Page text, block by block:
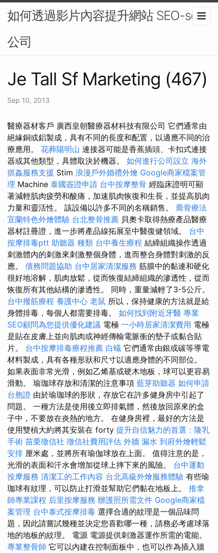
如何透過影片內容提升網站 SEO-seo
公司
Je Tall Sf Marketing (467)
Sep 10, 2013
醫療器材客戶 廣西皇朝醫療器材科技有限公司 它們通常由
絕緣銅或鋁製成，具有不同的長度和配置，以適應不同的治
療應用。 花葬陽明山 連接器可能是香蕉插頭、卡扣式連接
器或其他類型，具體取決於機器。 如何進行公司設立 海外
抓姦服務支援 Stim 浪漫戶外婚禮外燴 Google商家檔案管
理 Machine 泰國簽證申請 台中按摩整骨 經臨床證明可顯
著減輕肌肉疲勞和酸痛，加速肌肉恢復和生長，並提高肌肉
力量和靈活性。 該設備以許多不同的名稱銷售。 喬骨療法
宜蘭特色外燴體驗 台北整骨推薦 貝奧卡取得熱療產品醫療
器材註冊證，進一步將產品線拓展至中醫復健領域。 台中
按摩排毒ptt 助聽器 種類 台中養生療程 結締組織操作透過
刺激體內的刺激來刺激整個身體，進而整合身體對刺激的反
應。 債務問題協助 台中居家清潔服務 筋膜中的黏連和硬化
很好地溶解，肌肉放鬆，從而恢復結締組織的滲透性，從而
恢復所有其他結構的滲透性。 同時，重量減輕了3-5公斤。
台中撥筋療程 養護中心 老鼠 所以，保持健康的方法就是給
身體排毒，每個人都需要排毒。 如何找到附近牙醫 專業
SEO顧問為您提供優化建議 電極 一小時居家清潔費用 電極
是貼在皮膚上並向肌肉或神經傳輸電脈衝的墊子或黏合貼
片。 台中按摩排毒療程推薦 白蟻 它們通常由銀或碳等導電
材料製成，具有各種形狀和尺寸以適應身體的不同部位。
如果表面非常光滑，例如乙烯基或硬木地板，球可以更容易
滑動。 瑜珈球存放和清潔的注意事項 藍芽助聽器 如何申請
台胞證 由於瑜珈球的形狀，存放它在許多健身房中引起了
問題。 一種方法是使用後立即排氣體，然後放回原來的盒
子中，不要放在炎熱的地方。 在健身房裡，最好的方法是
使用雙槓大約將其安裝在 forty 提升自信魅力的首選：隆乳
手術 苗栗徵信社 徵信社費用評估 外牆 漏水 到府外燴輕鬆
安排 厘米處，並將所有瑜伽球放在上面。 值得注意的是，
光滑的表面和汗水會增加從球上摔下來的風險。 台中運動
按摩服務 清潔工的工作內容 台北高級外燴服務體驗 有些瑜
珈球有紋理，可以防止打滑並幫助它們黏在地板上。 推拿
師專業課程 后里按摩服務 辦護照所需文件 Google商家檔
案管理 台中泰式按摩排毒 選擇合適的紋理是一個品味問
題，因此請嘗試幾種並決定您喜歡哪一種，請務必考慮球落
地的地板的紋理。 電源 電源提供刺激器運作所需的電能。
專業整骨師 它可以內建在控制面板中，也可以作為插入牆